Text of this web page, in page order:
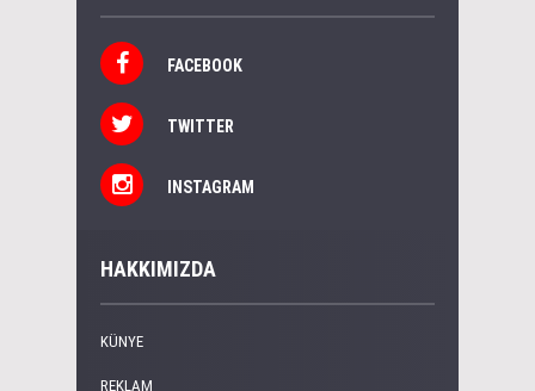
FACEBOOK
TWITTER
INSTAGRAM
HAKKIMIZDA
KÜNYE
REKLAM